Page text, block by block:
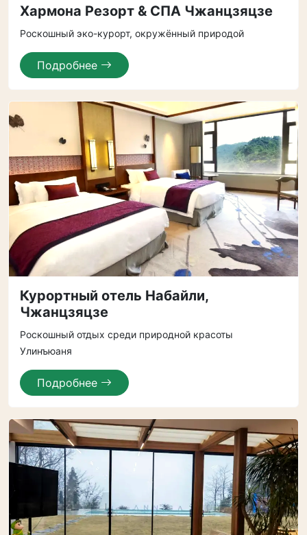
Хармона Резорт & СПА Чжанцзяцзе
Роскошный эко-курорт, окружённый природой
Подробнее
Курортный отель Набайли,
Чжанцзяцзе
Роскошный отдых среди природной красоты
Улинъюаня
Подробнее